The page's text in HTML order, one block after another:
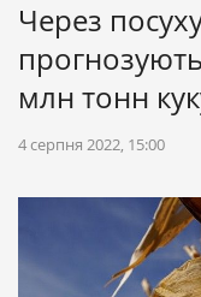
Через
млн тонн
4 серпня 2022, 15:00